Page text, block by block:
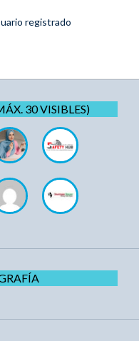
registrado
30 VISIBLES)